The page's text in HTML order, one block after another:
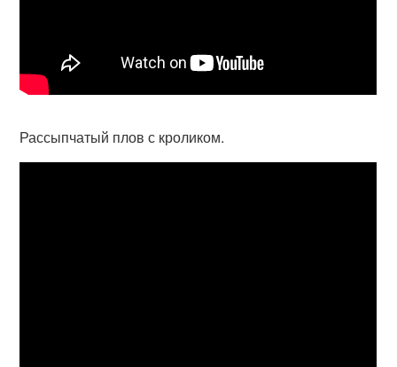
Рассыпчатый плов с кроликом.